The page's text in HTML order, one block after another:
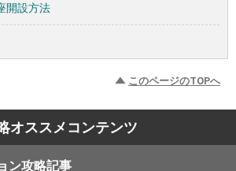
開設方法
このページのTOPへ
オススメコンテンツ
ン攻略記事